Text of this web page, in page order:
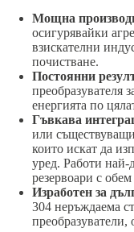
Мощна
осигурявайки
взискателни
почистване.
Постоянни
преобразувателя
енергията по
Гъвкава
или
които искат да
уред. Работи най-
резервоари с
Изработен за
304 неръждаема